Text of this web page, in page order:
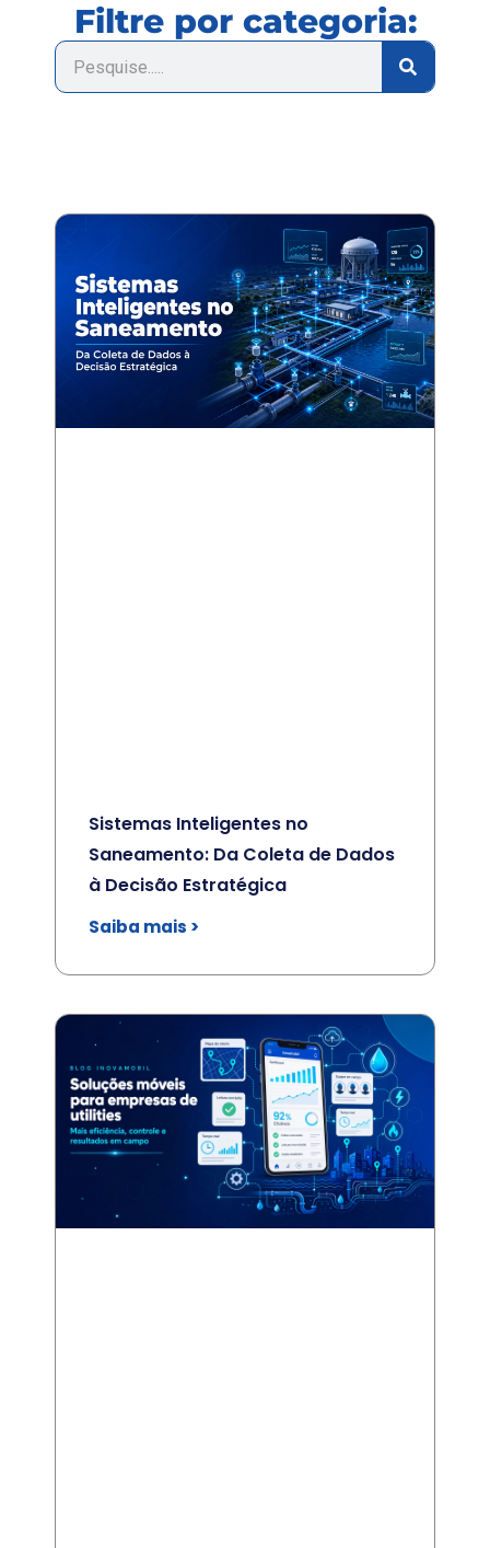
Filtre por categoria:
Sistemas Inteligentes no
Saneamento: Da Coleta de Dados
à Decisão Estratégica
Saiba mais >